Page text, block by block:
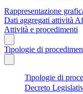
Rappresentazione
Dati aggregati attività
Attività e procedimenti
Tipologie di
Tipologie di
Decreto